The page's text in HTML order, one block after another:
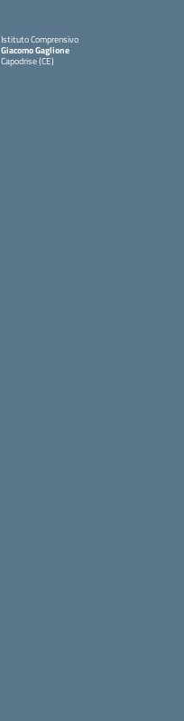
Istituto Comprensivo
Giacomo Gaglione
Capodrise (CE)
— Visita la pagina iniziale della scuola